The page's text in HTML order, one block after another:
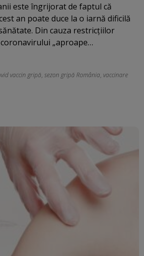
este îngrijorat de faptul că
an poate duce la o iarnă dificilă
Din cauza restricţiilor
„aproape…
vaccin gripă, sezon gripă România, vaccinare